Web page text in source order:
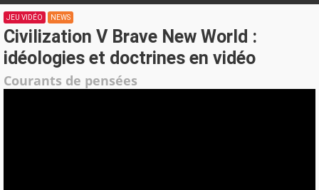
JEU VIDÉO NEWS
Civilization V Brave New World :
idéologies et doctrines en vidéo
Courants de pensées